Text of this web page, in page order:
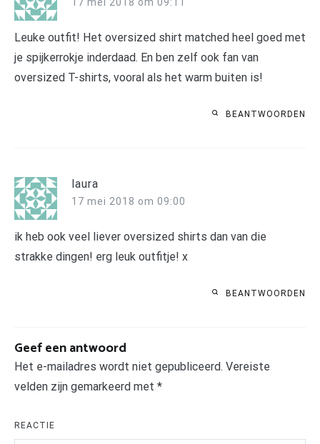
17 mei 2018 om 09:11
Leuke outfit! Het oversized shirt matched heel goed met
je spijkerrokje inderdaad. En ben zelf ook fan van
oversized T-shirts, vooral als het warm buiten is!
BEANTWOORDEN
laura
17 mei 2018 om 09:00
ik heb ook veel liever oversized shirts dan van die
strakke dingen! erg leuk outfitje! x
BEANTWOORDEN
Geef een antwoord
Het e-mailadres wordt niet gepubliceerd. Vereiste
velden zijn gemarkeerd met *
REACTIE